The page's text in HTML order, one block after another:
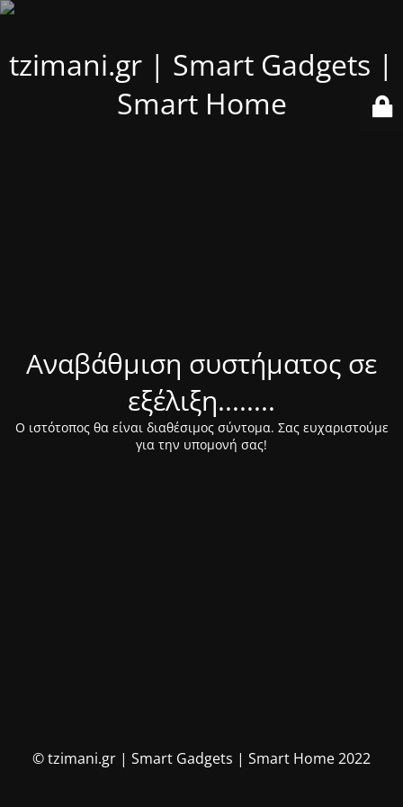
tzimani.gr | Smart Gadgets |
Smart Home
Αναβάθμιση συστήματος σε
εξέλιξη........
Ο ιστότοπος θα είναι διαθέσιμος σύντομα. Σας ευχαριστούμε
για την υπομονή σας!
© tzimani.gr | Smart Gadgets | Smart Home 2022